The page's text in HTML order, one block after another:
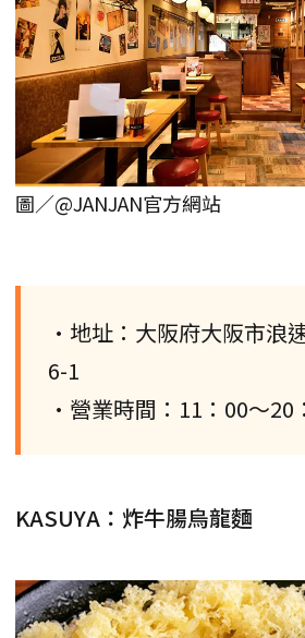
圖／@JANJAN官方網站
•地址：大阪府大阪市浪
6-1
•營業時間：11：00～20
KASUYA：炸牛腸烏龍麵